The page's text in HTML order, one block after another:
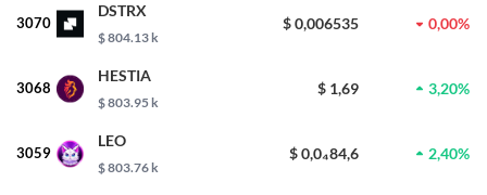
3070
DSTRX
$ 804.13 k
$ 0,006535 0,00%
3068
HESTIA
$ 803.95 k
$ 1,69 3,20%
3059
LEO
$ 803.76 k
$ 0,0₄84,6 2,40%